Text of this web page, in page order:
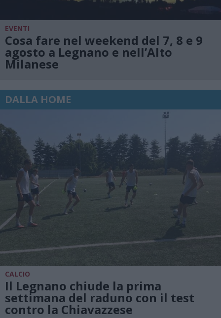
EVENTI
Cosa fare nel weekend del 7, 8 e 9
agosto a Legnano e nell’Alto
Milanese
DALLA HOME
CALCIO
Il Legnano chiude la prima
settimana del raduno con il test
contro la Chiavazzese